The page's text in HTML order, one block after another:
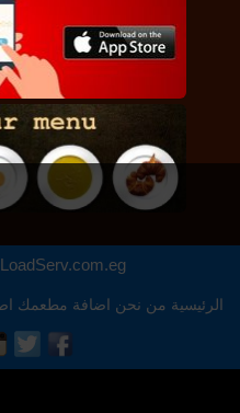
LoadServ.com.eg
الرئيسية من نحن اضافة مطعمك